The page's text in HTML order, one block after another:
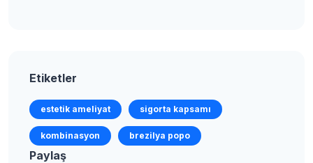
Etiketler
estetik ameliyat sigorta kapsamı
kombinasyon brezilya popo
Paylaş